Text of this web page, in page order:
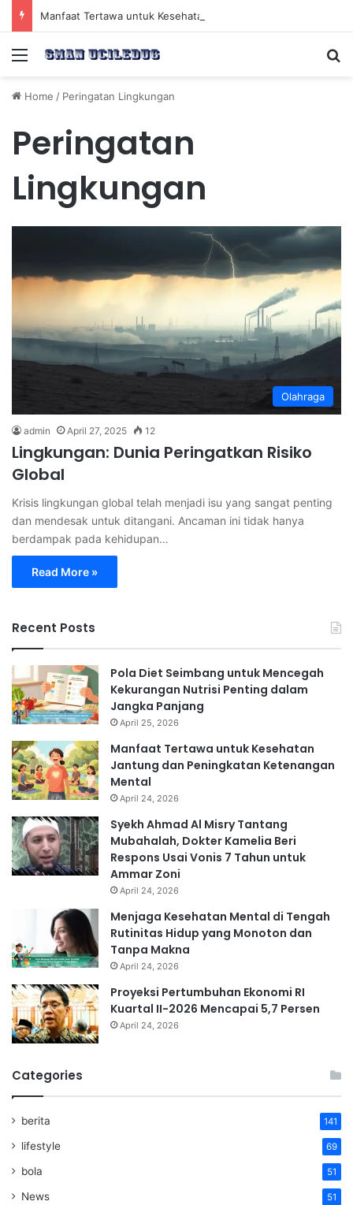
Menu
Home / Peringatan Lingkungan
Peringatan
Lingkungan
Olahraga
admin April 27, 2025 12
Lingkungan: Dunia Peringatkan Risiko
Global
Krisis lingkungan global telah menjadi isu yang sangat penting
dan mendesak untuk ditangani. Ancaman ini tidak hanya
berdampak pada kehidupan…
Read More »
Recent Posts
Pola Diet Seimbang untuk Mencegah
Kekurangan Nutrisi Penting dalam
Jangka Panjang
April 25, 2026
Manfaat Tertawa untuk Kesehatan
Jantung dan Peningkatan Ketenangan
Mental
April 24, 2026
Syekh Ahmad Al Misry Tantang
Mubahalah, Dokter Kamelia Beri
Respons Usai Vonis 7 Tahun untuk
Ammar Zoni
April 24, 2026
Menjaga Kesehatan Mental di Tengah
Rutinitas Hidup yang Monoton dan
Tanpa Makna
April 24, 2026
Proyeksi Pertumbuhan Ekonomi RI
Kuartal II-2026 Mencapai 5,7 Persen
April 24, 2026
Categories
berita 141
lifestyle 69
bola 51
News 51